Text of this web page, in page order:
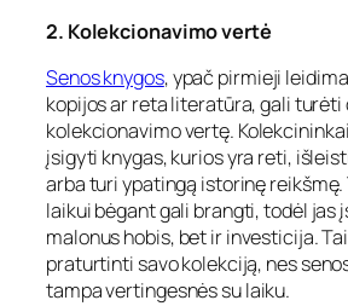
2. Kolekcionavimo vertė
Senos knygos, ypač pirmieji
kopijos ar reta literatūra, gali turėti
kolekcionavimo vertę.
įsigyti knygas, kurios yra reti,
arba turi ypatingą istorinę reikšmę.
laikui bėgant gali brangti, todėl jas
malonus hobis, bet ir investicija.
praturtinti savo kolekciją, nes
tampa vertingesnės su laiku.